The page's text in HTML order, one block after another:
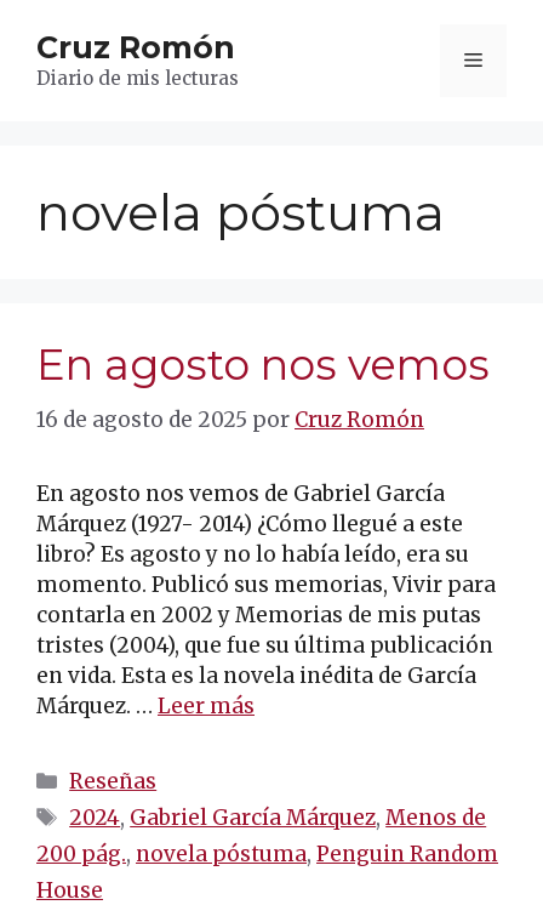
contenido
Cruz Romón
Diario de mis lecturas
Menú
novela póstuma
En agosto nos vemos
16 de agosto de 2025 por Cruz Romón
En agosto nos vemos de Gabriel García
Márquez (1927- 2014) ¿Cómo llegué a este
libro? Es agosto y no lo había leído, era su
momento. Publicó sus memorias, Vivir para
contarla en 2002 y Memorias de mis putas
tristes (2004), que fue su última publicación
en vida. Esta es la novela inédita de García
Márquez. … Leer más
Categorías
Reseñas
Etiquetas
2024, Gabriel García Márquez,Menos de
200 pág., novela póstuma, Penguin Random
House